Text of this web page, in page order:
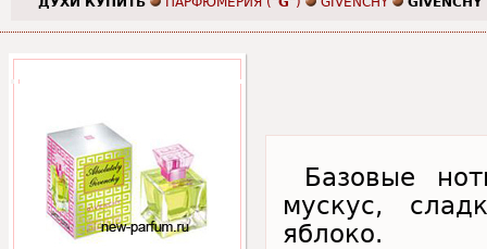
Базовые
мускус,
яблоко.